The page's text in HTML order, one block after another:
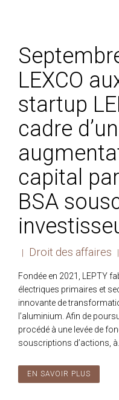
LEXCO
startup
cadre
capital
BSA
Droit des affaires
Fondée en 2021, LEPTY
électriques primaires et
innovante de
l’aluminium. Afin de
procédé à une levée de
souscriptions d’actions,
EN SAVOIR PLUS